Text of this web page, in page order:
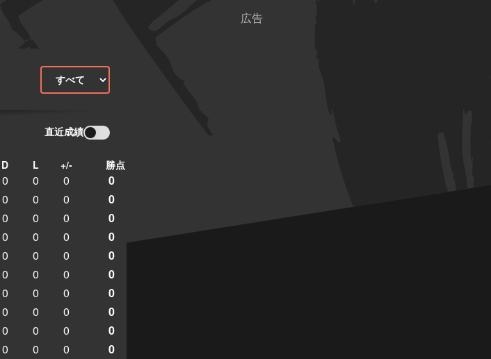
直近成績
D L +/- 勝点
0 0 0 0
0 0 0 0
0 0 0 0
0 0 0 0
0 0 0 0
0 0 0 0
0 0 0 0
0 0 0 0
0 0 0 0
0 0 0 0